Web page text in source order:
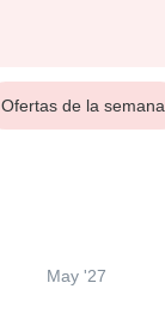
Ofertas de la semana
May '27